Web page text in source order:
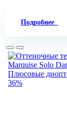
Подробнее
36%